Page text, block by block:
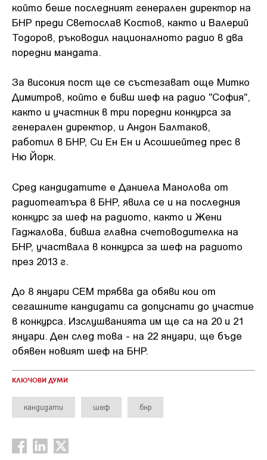
който беше последният генерален директор на
БНР преди Светослав Костов, както и Валерий
Тодоров, ръководил националното радио в два
поредни мандата.
За високия пост ще се състезават още Митко
Димитров, който е бивш шеф на радио "София",
както и участник в три поредни конкурса за
генерален директор, и Андон Балтаков,
работил в БНР, Си Ен Ен и Асошиейтед прес в
Ню Йорк.
Сред кандидатите е Даниела Манолова от
радиотеатъра в БНР, явила се и на последния
конкурс за шеф на радиото, както и Жени
Гаджалова, бивша главна счетоводителка на
БНР, участвала в конкурса за шеф на радиото
през 2013 г.
До 8 януари СЕМ трябва да обяви кои от
сегашните кандидати са допуснати до участие
в конкурса. Изслушванията им ще са на 20 и 21
януари. Ден след това - на 22 януари, ще бъде
обявен новият шеф на БНР.
КЛЮЧОВИ ДУМИ
кандидати шеф бнр